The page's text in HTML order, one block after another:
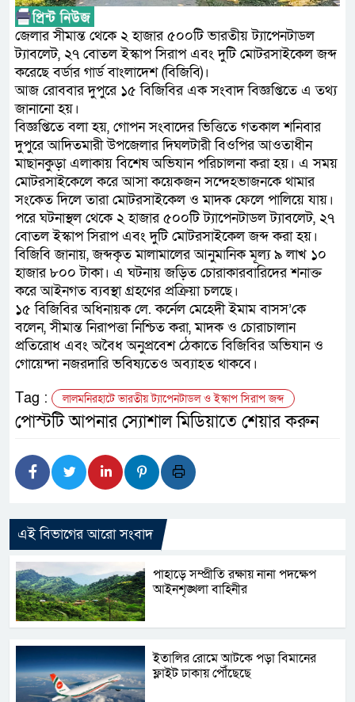
লালমনিরহাটে মাদকসহ
জেলার সীমান্ত থেকে ২ হাজার ৫০০টি ভারতীয় ট্যাপেনটাডল
ট্যাবলেট, ২৭ বোতল ইস্কাপ সিরাপ এবং দুটি মোটরসাইকেল জব্দ
করেছে বর্ডার গার্ড বাংলাদেশ (বিজিবি)।
আজ রোববার দুপুরে ১৫ বিজিবির এক সংবাদ বিজ্ঞপ্তিতে এ তথ্য
জানানো হয়।
বিজ্ঞপ্তিতে বলা হয়, গোপন সংবাদের ভিত্তিতে গতকাল শনিবার
দুপুরে আদিতমারী উপজেলার দিঘলটারী বিওপির আওতাধীন
মাছানকুড়া এলাকায় বিশেষ অভিযান পরিচালনা করা হয়। এ সময়
মোটরসাইকেলে করে আসা কয়েকজন সন্দেহভাজনকে থামার
সংকেত দিলে তারা মোটরসাইকেল ও মাদক ফেলে পালিয়ে যায়।
পরে ঘটনাস্থল থেকে ২ হাজার ৫০০টি ট্যাপেনটাডল ট্যাবলেট, ২৭
বোতল ইস্কাপ সিরাপ এবং দুটি মোটরসাইকেল জব্দ করা হয়।
বিজিবি জানায়, জব্দকৃত মালামালের আনুমানিক মূল্য ৯ লাখ ১০
হাজার ৮০০ টাকা। এ ঘটনায় জড়িত চোরাকারবারিদের শনাক্ত
করে আইনগত ব্যবস্থা গ্রহণের প্রক্রিয়া চলছে।
১৫ বিজিবির অধিনায়ক লে. কর্নেল মেহেদী ইমাম বাসস’কে
বলেন, সীমান্ত নিরাপত্তা নিশ্চিত করা, মাদক ও চোরাচালান
প্রতিরোধ এবং অবৈধ অনুপ্রবেশ ঠেকাতে বিজিবির অভিযান ও
গোয়েন্দা নজরদারি ভবিষ্যতেও অব্যাহত থাকবে।
Tag :
লালমনিরহাটে ভারতীয় ট্যাপেনটাডল ও ইস্কাপ সিরাপ জব্দ
পোস্টটি আপনার স্যোশাল মিডিয়াতে শেয়ার করুন
এই বিভাগের আরো সংবাদ
পাহাড়ে সম্প্রীতি রক্ষায় নানা পদক্ষেপ
আইনশৃঙ্খলা বাহিনীর
ইতালির রোমে আটকে পড়া বিমানের
ফ্লাইট ঢাকায় পৌঁছেছে